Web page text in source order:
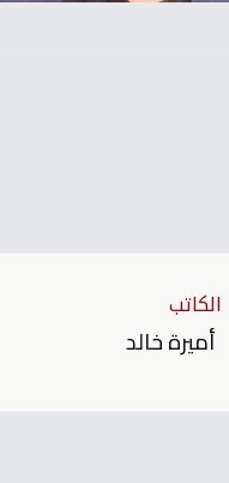
الكاتب
أميرة خالد